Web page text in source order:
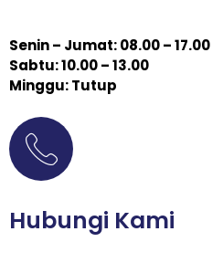
Senin – Jumat: 08.00 – 17.00
Sabtu: 10.00 – 13.00
Minggu: Tutup
Hubungi Kami